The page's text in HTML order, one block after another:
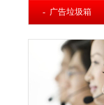
- 广告垃圾箱